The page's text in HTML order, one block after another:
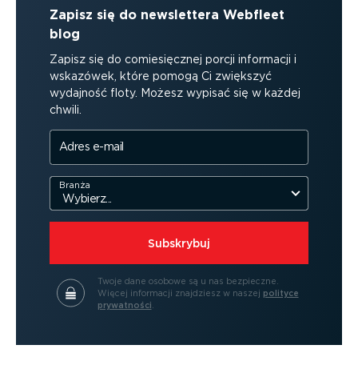
Zapisz się do newslettera Webfleet
blog
Zapisz się do comiesięcznej porcji informacji i
wskazówek, które pomogą Ci zwiększyć
wydajność floty. Możesz wypisać się w każdej
chwili.
Adres e-mail
Branża
Subskrybuj
Twoje dane osobowe są u nas bezpieczne.
Więcej informacji znajdziesz w naszej polityce
prywatności.